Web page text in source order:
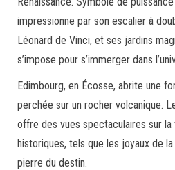
impressionne par son escalier à
Léonard de Vinci, et ses jardins
s’impose pour s’immerger dans
Edimbourg, en Écosse, abrite une
perchée sur un rocher volcanique.
offre des vues spectaculaires sur
historiques, tels que les joyaux de
pierre du destin.